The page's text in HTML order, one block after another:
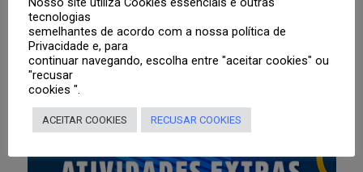
tecnologias
semelhantes de acordo com a nossa política de
Privacidade e, para
continuar navegando, escolha entre "aceitar cookies" ou
"recusar
cookies ".
ACEITAR COOKIES RECUSAR COOKIES